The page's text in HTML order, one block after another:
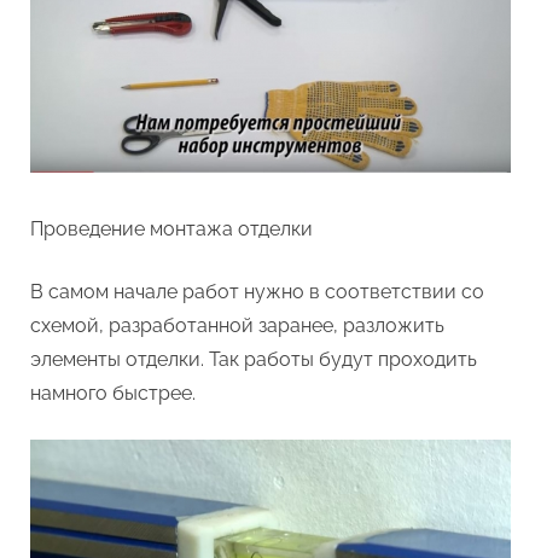
Проведение монтажа отделки
В самом начале работ нужно в соответствии со
схемой, разработанной заранее, разложить
элементы отделки. Так работы будут проходить
намного быстрее.